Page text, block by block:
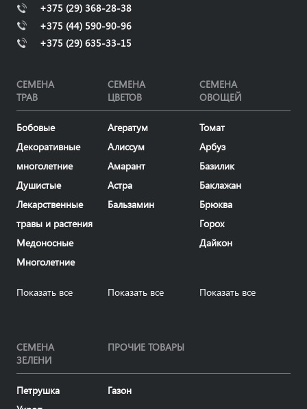
+375 (29) 368-28-38
+375 (44) 590-90-96
+375 (29) 635-33-15
СЕМЕНА
ТРАВ
СЕМЕНА
ЦВЕТОВ
СЕМЕНА
ОВОЩЕЙ
Бобовые
Декоративные
многолетние
Душистые
Лекарственные
травы и растения
Медоносные
Многолетние
Показать все
Агератум
Алиссум
Амарант
Астра
Бальзамин
Показать все
Томат
Арбуз
Базилик
Баклажан
Брюква
Горох
Дайкон
Показать все
СЕМЕНА
ЗЕЛЕНИ
ПРОЧИЕ ТОВАРЫ
Петрушка
Газон